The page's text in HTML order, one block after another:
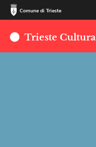
Comune di Trieste
Trieste Cultura